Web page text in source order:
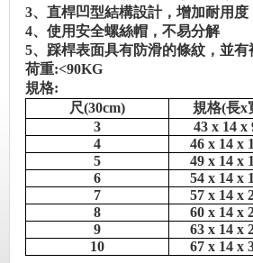
3、直桿凹型結構設計，增加耐用度
4、使用安全螺絲帽，不易分解
5、踩桿表面具有防滑的條紋，並有
荷重:<90KG
規格:
尺(30cm)
規格(長x
3
43 x 14 x
4
46 x 14 x
5
49 x 14 x
6
54 x 14 x
7
57 x 14 x
8
60 x 14 x
9
63 x 14 x
10
67 x 14 x